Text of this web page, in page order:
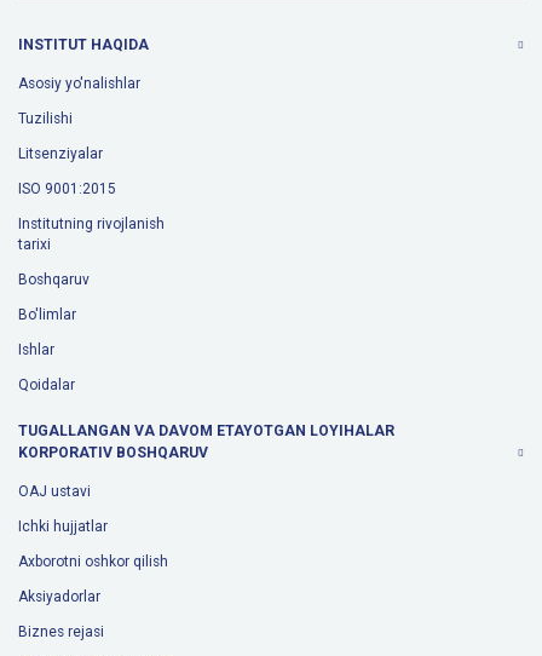
INSTITUT HAQIDA
Asosiy yo'nalishlar
Tuzilishi
Litsenziyalar
ISO 9001:2015
Institutning rivojlanish
tarixi
Boshqaruv
Bo'limlar
Ishlar
Qoidalar
TUGALLANGAN VA DAVOM ETAYOTGAN LOYIHALAR
KORPORATIV BOSHQARUV
OAJ ustavi
Ichki hujjatlar
Axborotni oshkor qilish
Aksiyadorlar
Biznes rejasi